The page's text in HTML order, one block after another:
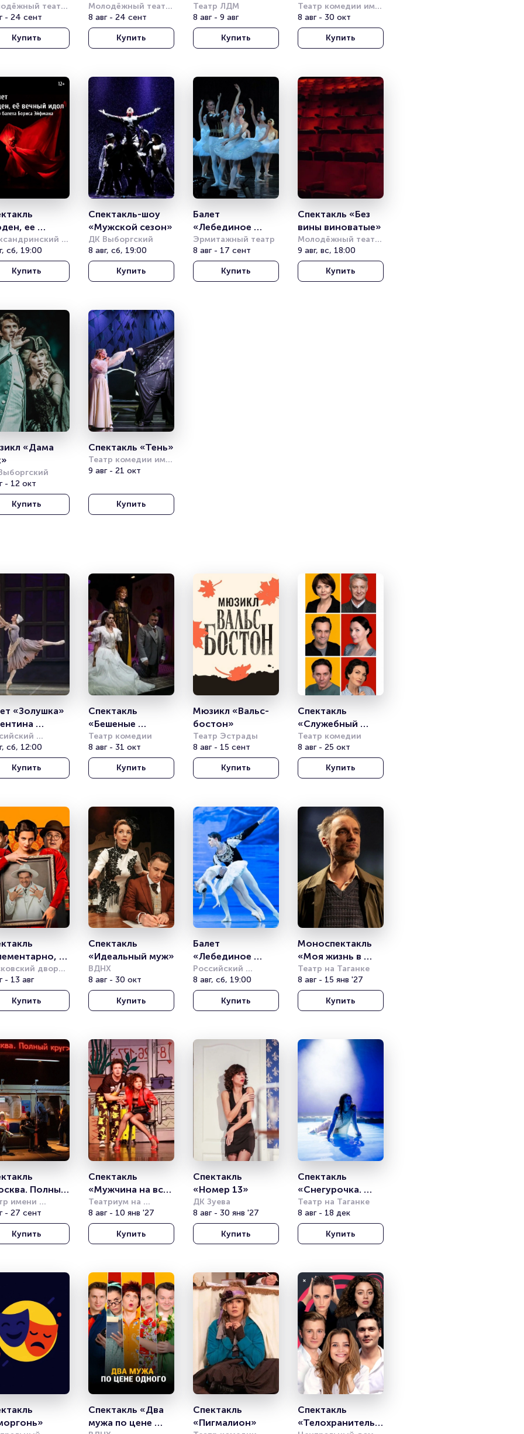
театр
- 24 сент
Купить
Молодёжный театр
на Фонтанке
8 авг - 24 сент
Купить
«Парфюмер»
Театр ЛДМ
8 авг - 9 авг
Купить
деньги»
Театр комедии им.
Акимова
8 авг - 30 окт
Купить
ее
идол»
балета Б.
сб, 19:00
Купить
Спектакль-шоу
«Мужской сезон»
ДК Выборгский
8 авг, сб, 19:00
Купить
Балет
«Лебединое
озеро»
Классический
балет с
видеоэффектами
Эрмитажный театр
8 авг - 17 сент
Купить
Спектакль «Без
вины виноватые»
Молодёжный театр
на Фонтанке
9 авг, вс, 18:00
Купить
«Дама
- 12 окт
Купить
Спектакль «Тень»
Театр комедии им.
Акимова
9 авг - 21 окт
Купить
«Золушка»
театр
сб, 12:00
Купить
Спектакль
«Бешеные
деньги»
Театр комедии
8 авг - 31 окт
Купить
Мюзикл «Вальс-
бостон»
Театр Эстрады
8 авг - 15 сент
Купить
Спектакль
«Служебный
роман»
Театр комедии
8 авг - 25 окт
Купить
Дело о
Б.»
дворец
- 13 авг
Купить
Спектакль
«Идеальный муж»
ВДНХ
8 авг - 30 окт
Купить
Балет
«Лебединое
озеро» Валентина
Грищенко
Российский
академический
молодёжный театр
8 авг, сб, 19:00
Купить
Моноспектакль
«Моя жизнь в
искусстве.
Василий
Уриевский»
Театр на Таганке
8 авг - 15 янв '27
Купить
Полный
имени
- 27 сент
Купить
Спектакль
«Мужчина на все
руки»
Театриум на
Серпуховке
8 авг - 10 янв '27
Купить
Спектакль
«Номер 13»
ДК Зуева
8 авг - 30 янв '27
Купить
Спектакль
«Снегурочка.
16+»
Театр на Таганке
8 авг - 18 дек
Купить
Спектакль «Два
мужа по цене
Спектакль
«Пигмалион»
Спектакль
«Телохранительн